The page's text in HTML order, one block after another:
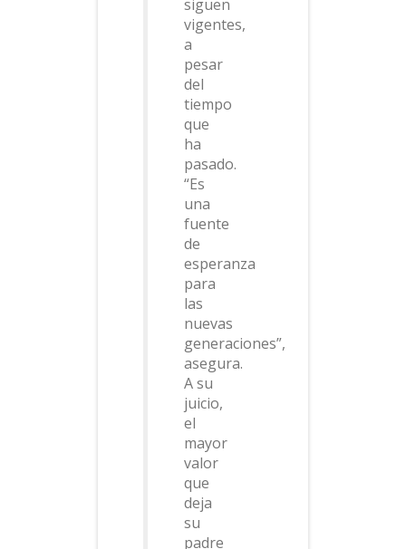
siguen
vigentes,
a
pesar
del
tiempo
que
ha
pasado.
“Es
una
fuente
de
esperanza
para
las
nuevas
generaciones”,
asegura.
A su
juicio,
el
mayor
valor
que
deja
su
padre